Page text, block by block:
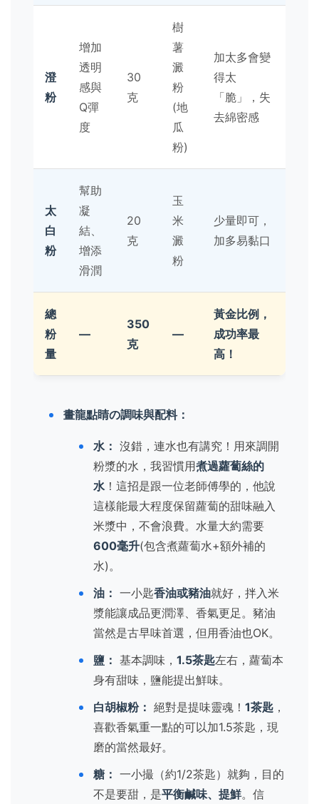
澄
粉
增加
透明
感與
Q彈
度
30
克
樹
薯
澱
粉
(地
瓜
粉)
加太多會變
得太
「脆」，失
去綿密感
太
白
粉
幫助
凝
結、
增添
滑潤
20
克
玉
米
澱
粉
少量即可，
加多易黏口
總
粉
量
—
350
克
—
黃金比例，
成功率最
高！
畫龍點睛の調味與配料：
水： 沒錯，連水也有講究！用來調開
粉漿的水，我習慣用煮過蘿蔔絲的
水！這招是跟一位老師傅學的，他說
這樣能最大程度保留蘿蔔的甜味融入
米漿中，不會浪費。水量大約需要
600毫升(包含煮蘿蔔水+額外補的
水)。
油： 一小匙香油或豬油就好，拌入米
漿能讓成品更潤澤、香氣更足。豬油
當然是古早味首選，但用香油也OK。
鹽： 基本調味， 1.5茶匙左右，蘿蔔本
身有甜味，鹽能提出鮮味。
白胡椒粉： 絕對是提味靈魂！ 1茶匙 ，
喜歡香氣重一點的可以加1.5茶匙，現
磨的當然最好。
糖： 一小撮（約1/2茶匙）就夠，目的
不是要甜，是平衡鹹味、提鮮。信